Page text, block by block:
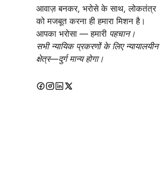
आवाज़ बनकर, भरोसे के साथ, लोकतंत्र
को मजबूत करना ही हमारा मिशन है।
आपका भरोसा — हमारी पहचान।
सभी न्यायिक प्रकरणों के लिए न्यायालयीन
क्षेत्र—दुर्ग मान्य होगा।